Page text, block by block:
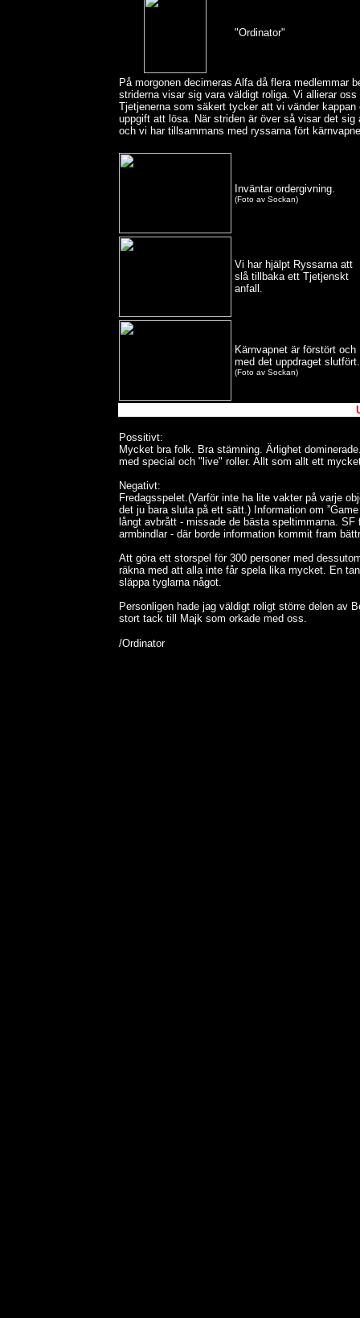
"Ordinator"
På morgonen decimeras Alfa då flera medlemmar
striderna visar sig vara väldigt roliga. Vi allierar
Tjetjenerna som säkert tycker att vi vänder
uppgift att lösa. När striden är över så visar det
och vi har tillsammans med ryssarna fört
Inväntar ordergivning.
(Foto av Sockan)
Vi har hjälpt Ryssarna att
slå tillbaka ett Tjetjenskt
anfall.
Kärnvapnet är förstört och
med det uppdraget slutfört.
(Foto av Sockan)
Possitivt:
Mycket bra folk. Bra stämning. Ärlighet
med special och "live" roller. Allt som allt ett
Negativt:
Fredagsspelet.(Varför inte ha lite vakter på varje
det ju bara sluta på ett sätt.) Information om
långt avbrått - missade de bästa speltimmarna.
armbindlar - där borde information kommit fram
Att göra ett storspel för 300 personer med
räkna med att alla inte får spela lika mycket. En
släppa tyglarna något.
Personligen hade jag väldigt roligt större delen av
stort tack till Majk som orkade med oss.
/Ordinator